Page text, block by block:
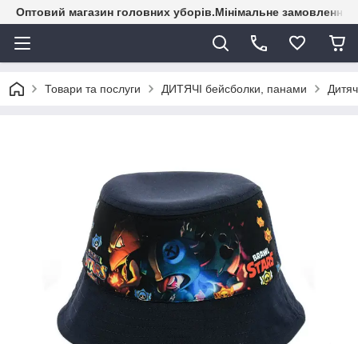
Оптовий магазин головних уборів.Мінімальне замовлення
Товари та послуги ДИТЯЧІ бейсболки, панами